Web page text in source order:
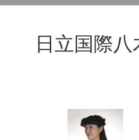
日立国際